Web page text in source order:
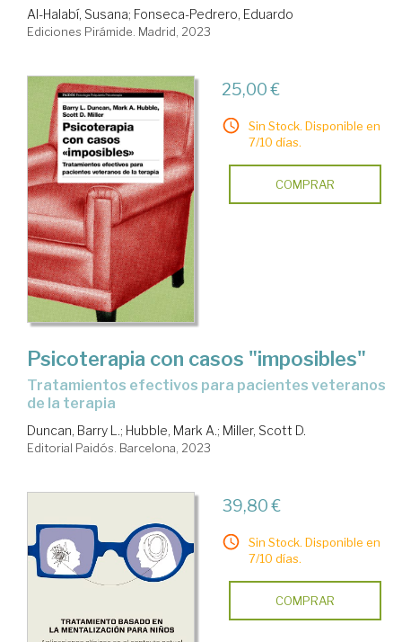
Al-Halabí, Susana; Fonseca-Pedrero, Eduardo
Ediciones Pirámide. Madrid, 2023
25,00 €
Sin Stock. Disponible en
7/10 días.
COMPRAR
Psicoterapia con casos "imposibles"
tratamientos efectivos para pacientes veteranos
de la terapia
Duncan, Barry L.; Hubble, Mark A.; Miller, Scott D.
Editorial Paidós. Barcelona, 2023
39,80 €
Sin Stock. Disponible en
7/10 días.
COMPRAR